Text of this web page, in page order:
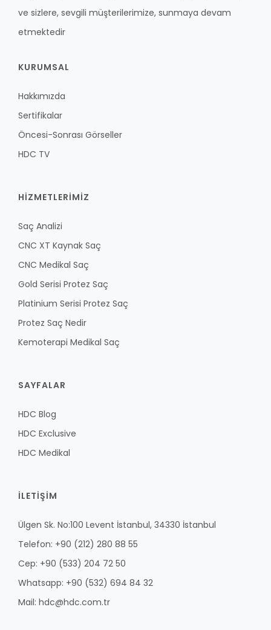
ve sizlere, sevgili müşterilerimize, sunmaya devam
etmektedir
KURUMSAL
Hakkımızda
Sertifikalar
Öncesi-Sonrası Görseller
HDC TV
HİZMETLERİMİZ
Saç Analizi
CNC XT Kaynak Saç
CNC Medikal Saç
Gold Serisi Protez Saç
Platinium Serisi Protez Saç
Protez Saç Nedir
Kemoterapi Medikal Saç
SAYFALAR
HDC Blog
HDC Exclusive
HDC Medikal
İLETİŞİM
Ülgen Sk. No:100 Levent İstanbul, 34330 İstanbul
Telefon: +90 (212) 280 88 55
Cep: +90 (533) 204 72 50
Whatsapp: +90 (532) 694 84 32
Mail: hdc@hdc.com.tr